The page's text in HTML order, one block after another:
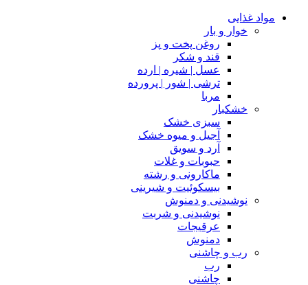
مواد غذایی
خوار و بار
روغن پخت و پز
قند و شکر
عسل | شیره | ارده
ترشی | شور | پرورده
مربا
خشکبار
سبزی خشک
آجیل و میوه خشک
آرد و سویق
حبوبات و غلات
ماکارونی و رشته
بیسکوئیت و شیرینی
نوشیدنی و دمنوش
نوشیدنی و شربت
عرقیجات
دمنوش
رب و چاشنی
رب
چاشنی